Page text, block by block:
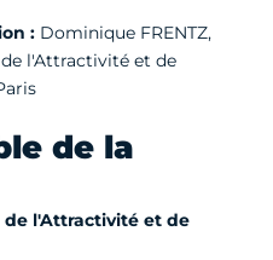
:Dominique FRENTZ,
l'Attractivité et de
de la
de l'Attractivité et de